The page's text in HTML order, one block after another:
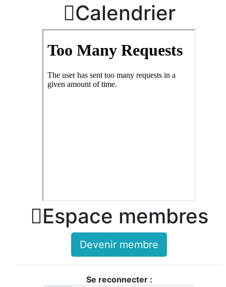
Calendrier
Espace membres
Devenir membre
Se reconnecter :